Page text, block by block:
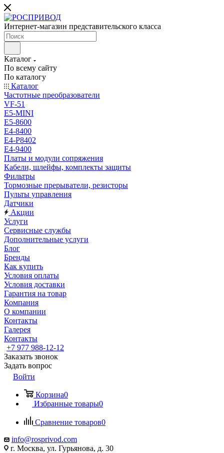
Интернет-магазин представительского класса
Каталог
По всему сайту
По каталогу
Каталог
Частотные преобразователи
VF-51
E5-MINI
Е5-8600
E4-8400
Е4-P8402
Е4-9400
Платы и модули сопряжения
Кабели, шлейфы, комплекты защиты
Фильтры
Тормозные прерыватели, резисторы
Пульты управления
Датчики
Акции
Услуги
Сервисные службы
Дополнительные услуги
Блог
Бренды
Как купить
Условия оплаты
Условия доставки
Гарантия на товар
Компания
О компании
Контакты
Галерея
Контакты
+7 977 988-12-12
Заказать звонок
Задать вопрос
Войти
Корзина0
Избранные товары0
Сравнение товаров0
info@rosprivod.com
г. Москва, ул. Гурьянова, д. 30